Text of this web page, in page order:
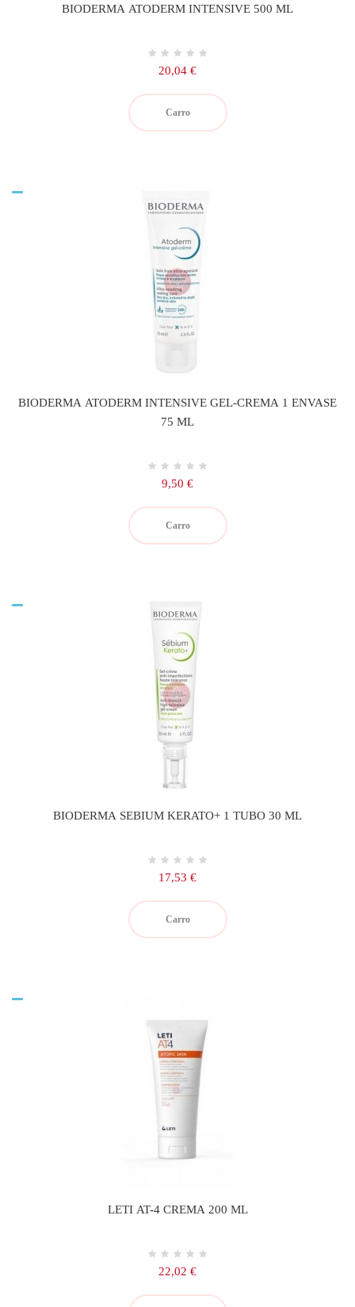
BIODERMA ATODERM INTENSIVE 500 ML
Precio
20,04 €
Carro
BIODERMA ATODERM INTENSIVE GEL-CREMA 1 ENVASE
75 ML
Precio
9,50 €
Carro
BIODERMA SEBIUM KERATO+ 1 TUBO 30 ML
Precio
17,53 €
Carro
LETI AT-4 CREMA 200 ML
Precio
22,02 €